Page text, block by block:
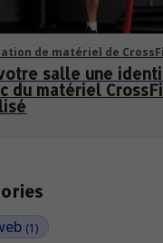
(1)
de matériel de
salle une
du matériel